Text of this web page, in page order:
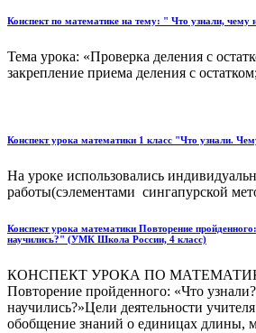
Конспект по математике на тему: " Что узнали, чему
Тема урока: «Проверка деления с
закрепление приема деления с
Конспект урока математики 1 класс "Что узнали.
На уроке использовались
работы(сэлементами сингапурской
Конспект урока математики Повторение
научились?" (УМК Школа России, 4 класс)
КОНСПЕКТ УРОКА ПО
Повторение пройденного: «Что
научились?»Цели деятельности
обобщение знаний о единицах длины,